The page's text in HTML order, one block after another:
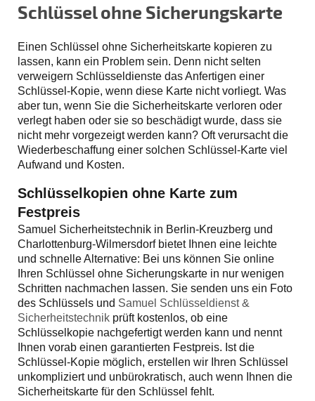
Schlüssel ohne Sicherungskarte
Einen Schlüssel ohne Sicherheitskarte kopieren zu
lassen, kann ein Problem sein. Denn nicht selten
verweigern Schlüsseldienste das Anfertigen einer
Schlüssel-Kopie, wenn diese Karte nicht vorliegt. Was
aber tun, wenn Sie die Sicherheitskarte verloren oder
verlegt haben oder sie so beschädigt wurde, dass sie
nicht mehr vorgezeigt werden kann? Oft verursacht die
Wiederbeschaffung einer solchen Schlüssel-Karte viel
Aufwand und Kosten.
Schlüsselkopien ohne Karte zum
Festpreis
Samuel Sicherheitstechnik in Berlin-Kreuzberg und
Charlottenburg-Wilmersdorf bietet Ihnen eine leichte
und schnelle Alternative: Bei uns können Sie online
Ihren Schlüssel ohne Sicherungskarte in nur wenigen
Schritten nachmachen lassen. Sie senden uns ein Foto
des Schlüssels und Samuel Schlüsseldienst &
Sicherheitstechnik prüft kostenlos, ob eine
Schlüsselkopie nachgefertigt werden kann und nennt
Ihnen vorab einen garantierten Festpreis. Ist die
Schlüssel-Kopie möglich, erstellen wir Ihren Schlüssel
unkompliziert und unbürokratisch, auch wenn Ihnen die
Sicherheitskarte für den Schlüssel fehlt.